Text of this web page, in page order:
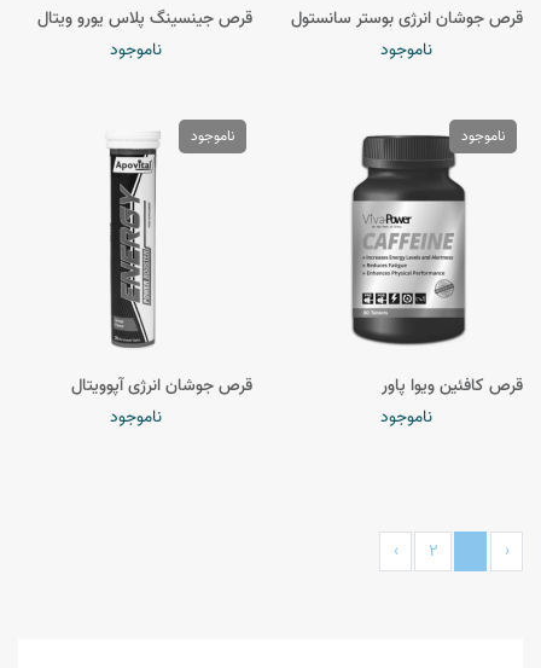
قرص جوشان انرژی بوستر سانستول
ناموجود
قرص جینسینگ پلاس یورو ویتال
ناموجود
ناموجود
قرص کافئین ویوا پاور
ناموجود
ناموجود
قرص جوشان انرژی آپوویتال
ناموجود
‹
2
›